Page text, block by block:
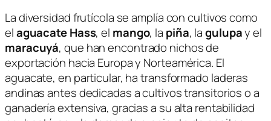
La diversidad frutícola se amplía con cultivos como
elaguacate Hass, el mango, la piña, lagulupay el
maracuyá, que han encontrado nichos de
exportación hacia Europa y Norteamérica. El
aguacate, en particular, ha transformado laderas
andinas antes dedicadas a cultivos transitorios o a
ganadería extensiva, gracias a su alta rentabilidad